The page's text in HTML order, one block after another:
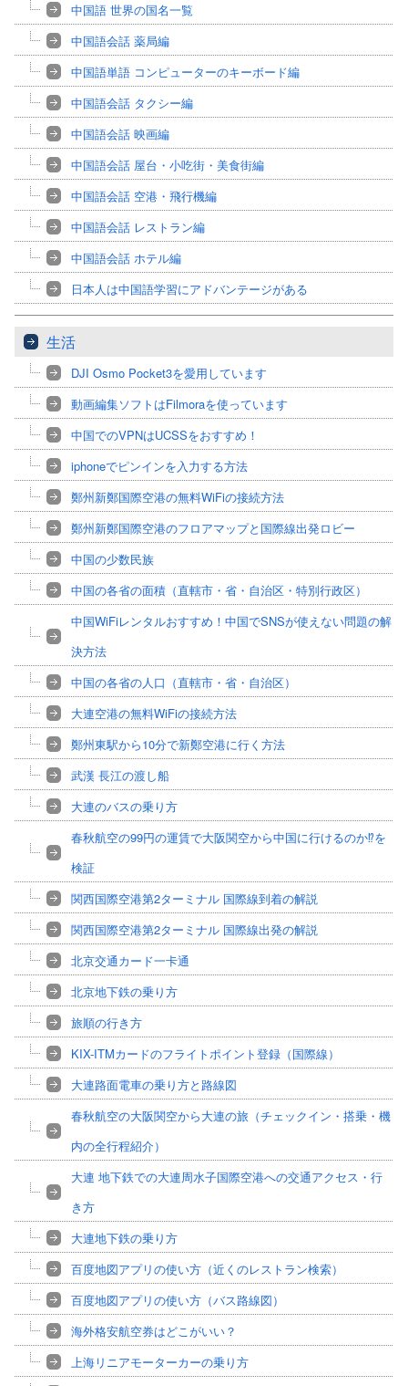
中国語 世界の国名一覧
中国語会話 薬局編
中国語単語 コンピューターのキーボード編
中国語会話 タクシー編
中国語会話 映画編
中国語会話 屋台・小吃街・美食街編
中国語会話 空港・飛行機編
中国語会話 レストラン編
中国語会話 ホテル編
日本人は中国語学習にアドバンテージがある
生活
DJI Osmo Pocket3を愛用しています
動画編集ソフトはFilmoraを使っています
中国でのVPNはUCSSをおすすめ！
iphoneでピンインを入力する方法
鄭州新鄭国際空港の無料WiFiの接続方法
鄭州新鄭国際空港のフロアマップと国際線出発ロビー
中国の少数民族
中国の各省の面積（直轄市・省・自治区・特別行政区）
中国WiFiレンタルおすすめ！中国でSNSが使えない問題の解
決方法
中国の各省の人口（直轄市・省・自治区）
大連空港の無料WiFiの接続方法
鄭州東駅から10分で新鄭空港に行く方法
武漢 長江の渡し船
大連のバスの乗り方
春秋航空の99円の運賃で大阪関空から中国に行けるのか⁉を
検証
関西国際空港第2ターミナル 国際線到着の解説
関西国際空港第2ターミナル 国際線出発の解説
北京交通カード一卡通
北京地下鉄の乗り方
旅順の行き方
KIX-ITMカードのフライトポイント登録（国際線）
大連路面電車の乗り方と路線図
春秋航空の大阪関空から大連の旅（チェックイン・搭乗・機
内の全行程紹介）
大連 地下鉄での大連周水子国際空港への交通アクセス・行
き方
大連地下鉄の乗り方
百度地図アプリの使い方（近くのレストラン検索）
百度地図アプリの使い方（バス路線図）
海外格安航空券はどこがいい？
上海リニアモーターカーの乗り方